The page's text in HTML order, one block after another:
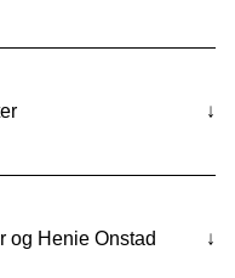
↓
og Henie Onstad
↓